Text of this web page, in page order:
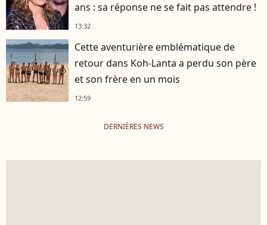
ans : sa réponse ne se fait pas attendre !
13:32
Cette aventurière emblématique de
retour dans Koh-Lanta a perdu son père
et son frère en un mois
12:59
DERNIÈRES NEWS